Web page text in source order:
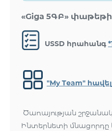
«Giga 5ԳԲ»
USSD հրահանգ
"My Team"
Ծառայության
Ինտերնետի մնացորդը